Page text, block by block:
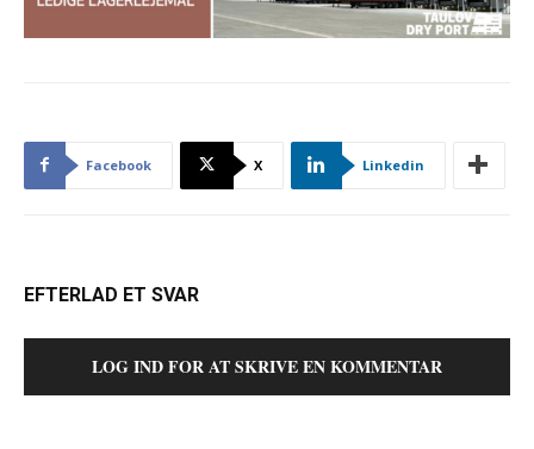
Facebook X Linkedin
EFTERLAD ET SVAR
LOG IND FOR AT SKRIVE EN KOMMENTAR